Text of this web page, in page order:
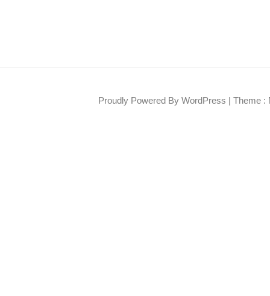
Proudly Powered By WordPress | Theme :